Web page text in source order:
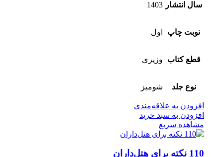
سال انتشار 1403
نوبت چاپ اول
قطع کتاب وزیری
نوع جلد شومیز
افزودن به علاقه‌مندی
افزودن به سبد خرید
مشاهده سریع
110 نکته برای هتل‌داران